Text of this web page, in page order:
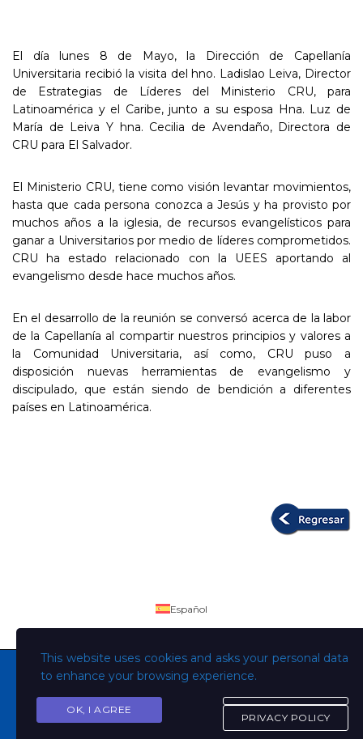
El día lunes 8 de Mayo, la Dirección de Capellanía
Universitaria recibió la visita del hno. Ladislao Leiva, Director
de Estrategias de Líderes del Ministerio CRU, para
Latinoamérica y el Caribe, junto a su esposa Hna. Luz de
María de Leiva Y hna. Cecilia de Avendaño, Directora de
CRU para El Salvador.
El Ministerio CRU, tiene como visión levantar movimientos,
hasta que cada persona conozca a Jesús y ha provisto por
muchos años a la iglesia, de recursos evangelísticos para
ganar a Universitarios por medio de líderes comprometidos.
CRU ha estado relacionado con la UEES aportando al
evangelismo desde hace muchos años.
En el desarrollo de la reunión se conversó acerca de la labor
de la Capellanía al compartir nuestros principios y valores a
la Comunidad Universitaria, así como, CRU puso a
disposición nuevas herramientas de evangelismo y
discipulado, que están siendo de bendición a diferentes
países en Latinoamérica.
Copyright © Todos los derechos son de la Universidad
This website uses cookies and asks your personal data
to enhance your browsing experience.
OK, I AGREE
PRIVACY POLICY
Español